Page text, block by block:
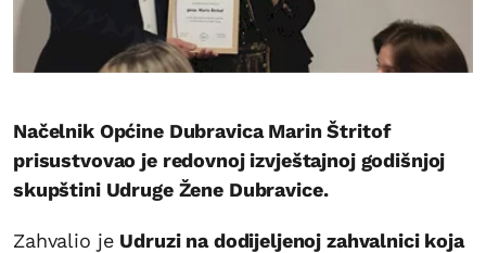
Načelnik Općine Dubravica Marin Štritof
prisustvovao je redovnoj izvještajnoj godišnjoj
skupštini Udruge Žene Dubravice.
Zahvalio je Udruzi na dodijeljenoj zahvalnici koja